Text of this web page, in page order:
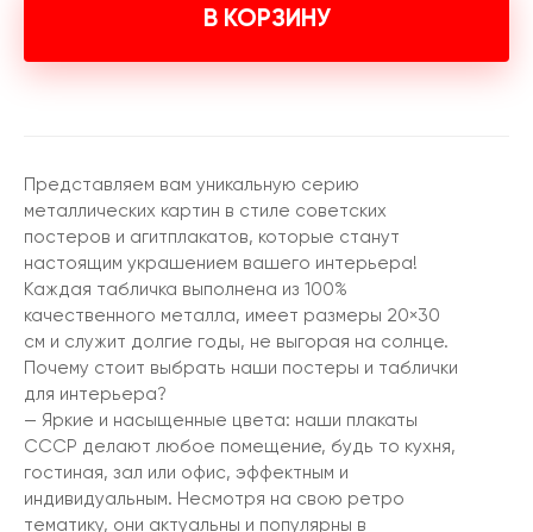
В КОРЗИНУ
Представляем вам уникальную серию
металлических картин в стиле советских
постеров и агитплакатов, которые станут
настоящим украшением вашего интерьера!
Каждая табличка выполнена из 100%
качественного металла, имеет размеры 20×30
см и служит долгие годы, не выгорая на солнце.
Почему стоит выбрать наши постеры и таблички
для интерьера?
— Яркие и насыщенные цвета: наши плакаты
СССР делают любое помещение, будь то кухня,
гостиная, зал или офис, эффектным и
индивидуальным. Несмотря на свою ретро
тематику, они актуальны и популярны в